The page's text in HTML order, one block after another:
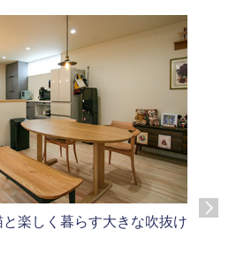
楽しく暮らす大きな吹抜け 沼津市